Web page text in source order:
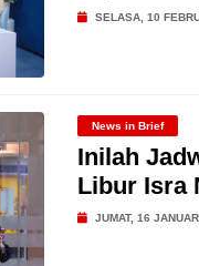
SELASA, 10
News in Brief
Inilah
Libur Isra
JUMAT, 16